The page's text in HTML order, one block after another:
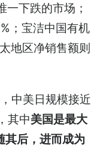
一下跌的市场；
；宝洁中国有机
地区净销售额则
中美日规模接近
其中美国是最大
其后，进而成为